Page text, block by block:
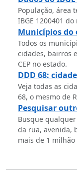
População, área
IBGE 1200401
Municípios do
Todos os
cidades, bairros
CEP no estado.
DDD 68:
Veja todas as
68, o mesmo de
Pesquisar
Busque
da rua, avenida,
mais de 1 milhão